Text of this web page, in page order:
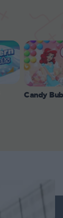
Candy